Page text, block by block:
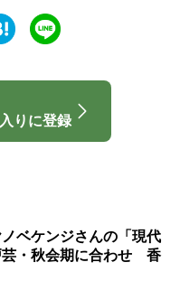
りに登録
ベケンジさんの「現代
・秋会期に合わせ 香